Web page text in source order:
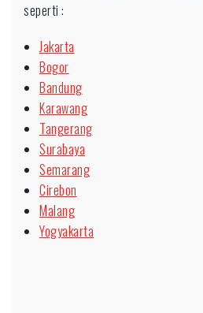
seperti :
Jakarta
Bogor
Bandung
Karawang
Tangerang
Surabaya
Semarang
Cirebon
Malang
Yogyakarta